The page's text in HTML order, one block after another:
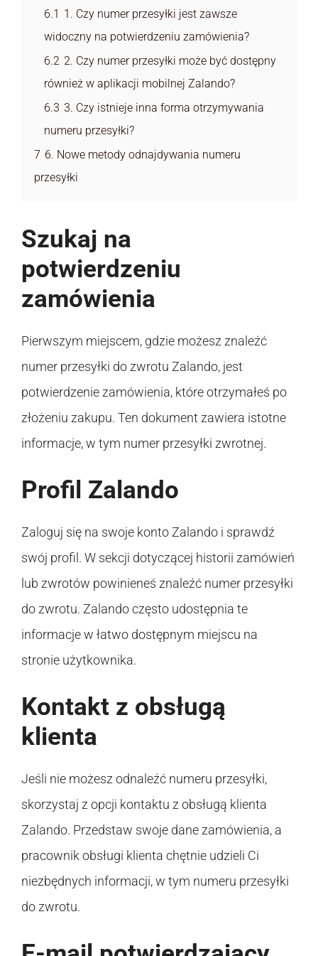
6.1 1. Czy numer przesyłki jest zawsze
widoczny na potwierdzeniu zamówienia?
6.2 2. Czy numer przesyłki może być dostępny
również w aplikacji mobilnej Zalando?
6.3 3. Czy istnieje inna forma otrzymywania
numeru przesyłki?
7 6. Nowe metody odnajdywania numeru
przesyłki
Szukaj na
potwierdzeniu
zamówienia
Pierwszym miejscem, gdzie możesz znaleźć
numer przesyłki do zwrotu Zalando, jest
potwierdzenie zamówienia, które otrzymałeś po
złożeniu zakupu. Ten dokument zawiera istotne
informacje, w tym numer przesyłki zwrotnej.
Profil Zalando
Zaloguj się na swoje konto Zalando i sprawdź
swój profil. W sekcji dotyczącej historii zamówień
lub zwrotów powinieneś znaleźć numer przesyłki
do zwrotu. Zalando często udostępnia te
informacje w łatwo dostępnym miejscu na
stronie użytkownika.
Kontakt z obsługą
klienta
Jeśli nie możesz odnaleźć numeru przesyłki,
skorzystaj z opcji kontaktu z obsługą klienta
Zalando. Przedstaw swoje dane zamówienia, a
pracownik obsługi klienta chętnie udzieli Ci
niezbędnych informacji, w tym numeru przesyłki
do zwrotu.